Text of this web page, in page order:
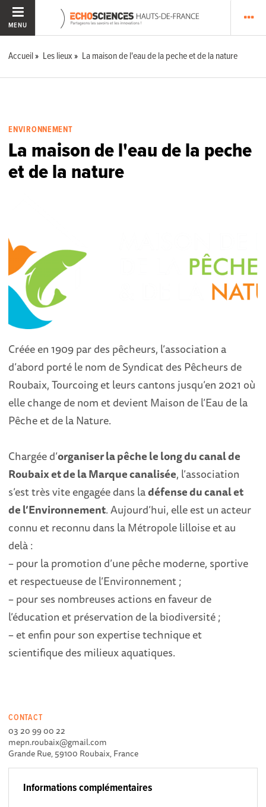
MENU
Accueil Les lieux La maison de l'eau de la peche et de la nature
ENVIRONNEMENT
La maison de l'eau de la peche
et de la nature
Créée en 1909 par des pêcheurs, l’association a
d’abord porté le nom de Syndicat des Pêcheurs de
Roubaix, Tourcoing et leurs cantons jusqu’en 2021 où
elle change de nom et devient Maison de l’Eau de la
Pêche et de la Nature.
Chargée d’organiser la pêche le long du canal de
Roubaix et de la Marque canalisée, l’association
s’est très vite engagée dans ladéfense du canal et
de l’Environnement. Aujourd’hui, elle est un acteur
connu et reconnu dans la Métropole lilloise et au
delà :
– pour la promotion d’une pêche moderne, sportive
et respectueuse de l’Environnement ;
– pour ses nombreuses actions en faveur de
l’éducation et préservation de la biodiversité ;
– et enfin pour son expertise technique et
scientifique des milieux aquatiques.
CONTACT
03 20 99 00 22
mepn.roubaix@gmail.com
Grande Rue, 59100 Roubaix, France
Informations complémentaires